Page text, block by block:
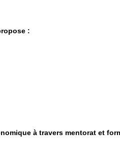
:
à travers mentorat et